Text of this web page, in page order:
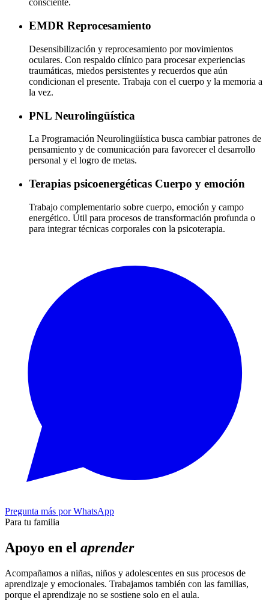
consciente.
EMDR Reprocesamiento
Desensibilización y reprocesamiento por movimientos
oculares. Con respaldo clínico para procesar experiencias
traumáticas, miedos persistentes y recuerdos que aún
condicionan el presente. Trabaja con el cuerpo y la memoria a
la vez.
PNL Neurolingüística
La Programación Neurolingüística busca cambiar patrones de
pensamiento y de comunicación para favorecer el desarrollo
personal y el logro de metas.
Terapias psicoenergéticas Cuerpo y emoción
Trabajo complementario sobre cuerpo, emoción y campo
energético. Útil para procesos de transformación profunda o
para integrar técnicas corporales con la psicoterapia.
Pregunta más por WhatsApp
Para tu familia
Apoyo en el aprender
Acompañamos a niñas, niños y adolescentes en sus procesos de
aprendizaje y emocionales. Trabajamos también con las familias,
porque el aprendizaje no se sostiene solo en el aula.